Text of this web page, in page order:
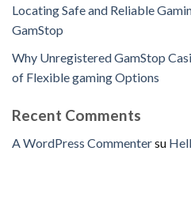
Locating Safe and Reliable
GamStop
Why Unregistered GamStop
of Flexible gaming Options
Recent Comments
A WordPress Commentersu